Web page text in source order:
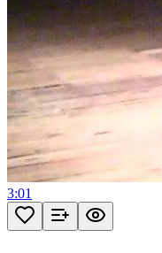
3:01